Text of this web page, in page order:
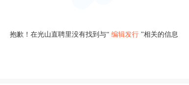
抱歉！在光山直聘里没有找到与“ 编辑发行 ”相关的信息